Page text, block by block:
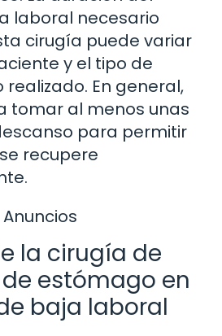
laboral necesario
cirugía puede variar
y el tipo de
En general,
tomar al menos unas
para permitir
recupere
Anuncios
la cirugía de
estómago en
baja laboral